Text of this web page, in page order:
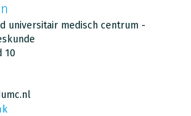
universitair medisch centrum -
10